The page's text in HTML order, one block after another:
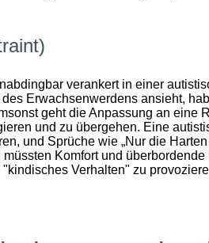
verankert in einer
Erwachsenwerdens ansieht,
geht die Anpassung an eine
und zu übergehen. Eine
und Sprüche wie „Nur die
Komfort und überbordende
Verhalten" zu